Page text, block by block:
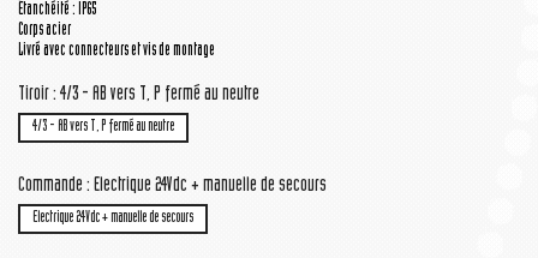
Étanchéité : IP65
Corps acier
Livré avec connecteurs et vis de montage
Tiroir : 4/3 - AB vers T, P fermé au neutre
4/3 - AB vers T, P fermé au neutre
Commande : Electrique 24Vdc + manuelle de secours
Electrique 24Vdc + manuelle de secours